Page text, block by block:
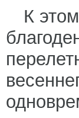
К